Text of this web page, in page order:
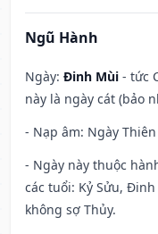
Ngũ Hành
Ngày: Đinh Mùi - tức
này là ngày cát (bảo
- Nạp âm: Ngày
- Ngày này thuộc
các tuổi: Kỷ Sửu,
không sợ Thủy.